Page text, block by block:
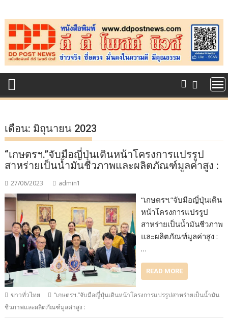
to
content
เดือน: มิถุนายน 2023
“เกษตรฯ.”จับมือญี่ปุ่นเดินหน้าโครงการแปรรูป
สาหร่ายเป็นน้ำมันชีวภาพและผลิตภัณฑ์มูลค่าสูง :
27/06/2023 admin1
“เกษตรฯ.”จับมือญี่ปุ่นเดิน
หน้าโครงการแปรรูป
สาหร่ายเป็นน้ำมันชีวภาพ
และผลิตภัณฑ์มูลค่าสูง :
…
READ MORE
ข่าวทั่วไทย
“เกษตรฯ.”จับมือญี่ปุ่นเดินหน้าโครงการแปรรูปสาหร่ายเป็นน้ำมัน
ชีวภาพและผลิตภัณฑ์มูลค่าสูง :